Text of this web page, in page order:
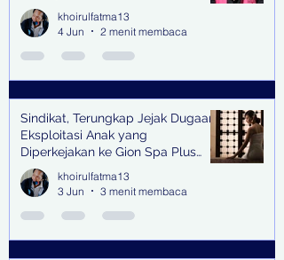
khoirulfatma13
4 Jun
2 menit membaca
Sindikat, Terungkap Jejak Dugaan
Eksploitasi Anak yang
Diperkejakan ke Gion Spa Plus
and Pub Surabaya,
khoirulfatma13
3 Jun
3 menit membaca